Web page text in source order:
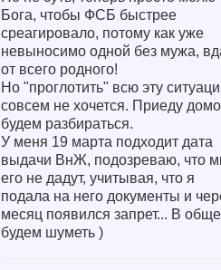
Бога, чтобы ФСБ быстрее
среагировало, потому как уже
невыносимо одной без мужа,
от всего родного!
Но "проглотить" всю эту
совсем не хочется. Приеду
будем разбираться.
У меня 19 марта подходит дата
выдачи ВнЖ, подозреваю, что
его не дадут, учитывая, что я
подала на него документы и
месяц появился запрет... В
будем шуметь )